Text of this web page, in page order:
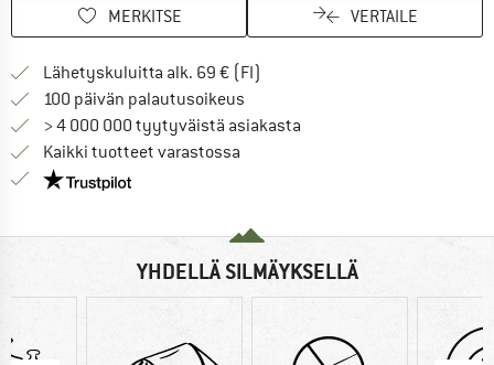
MERKITSE VERTAILE
Lähetyskuluitta alk. 69 € (FI)
100 päivän palautusoikeus
> 4 000 000 tyytyväistä asiakasta
Kaikki tuotteet varastossa
Meillä on Trustpilot -sertifiointi - lue lisää tästä!
YHDELLÄ SILMÄYKSELLÄ